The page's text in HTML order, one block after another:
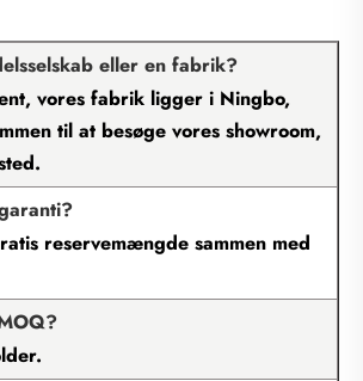
eller en fabrik?
vores fabrik ligger i Ningbo,
til at besøge vores showroom,
reservemængde sammen med